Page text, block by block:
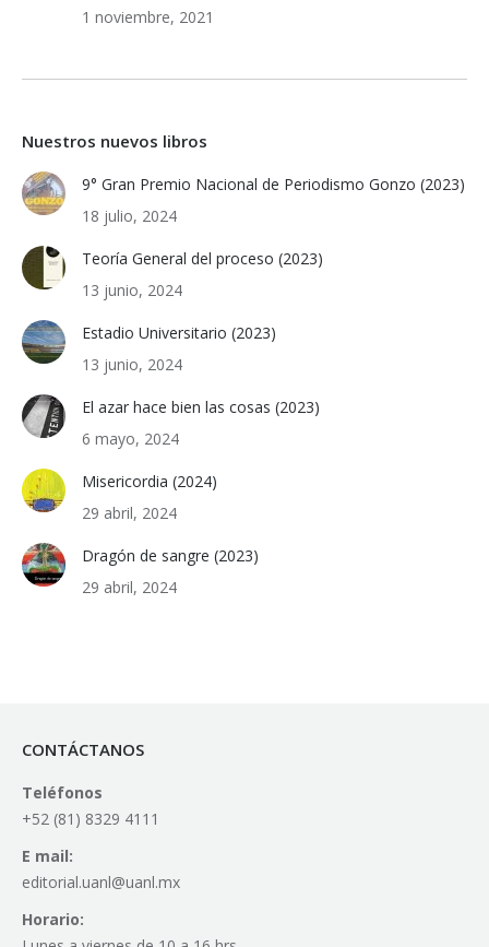
1 noviembre, 2021
Nuestros nuevos libros
9° Gran Premio Nacional de Periodismo Gonzo (2023)
18 julio, 2024
Teoría General del proceso (2023)
13 junio, 2024
Estadio Universitario (2023)
13 junio, 2024
El azar hace bien las cosas (2023)
6 mayo, 2024
Misericordia (2024)
29 abril, 2024
Dragón de sangre (2023)
29 abril, 2024
CONTÁCTANOS
Teléfonos
+52 (81) 8329 4111
E mail:
editorial.uanl@uanl.mx
Horario: